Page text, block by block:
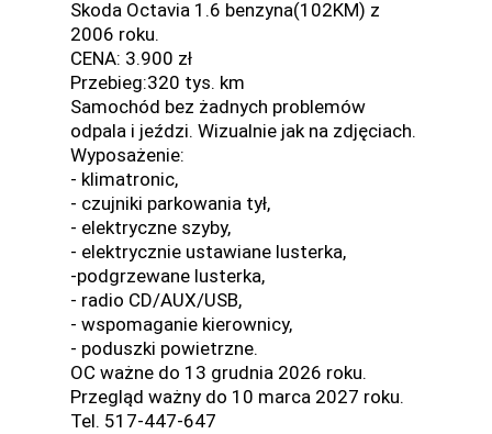
Skoda Octavia 1.6 benzyna(102KM) z
2006 roku.
CENA: 3.900 zł
Przebieg:320 tys. km
Samochód bez żadnych problemów
odpala i jeździ. Wizualnie jak na zdjęciach.
Wyposażenie:
- klimatronic,
- czujniki parkowania tył,
- elektryczne szyby,
- elektrycznie ustawiane lusterka,
-podgrzewane lusterka,
- radio CD/AUX/USB,
- wspomaganie kierownicy,
- poduszki powietrzne.
OC ważne do 13 grudnia 2026 roku.
Przegląd ważny do 10 marca 2027 roku.
Tel. 517-447-647